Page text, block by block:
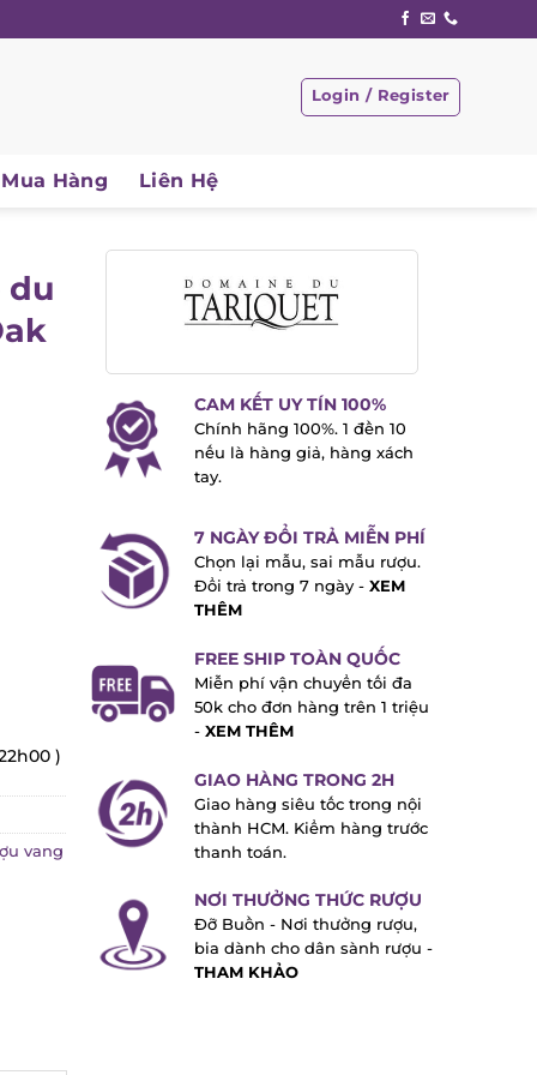
Login / Register
Mua Hàng Liên Hệ
)
vang
CAM KẾT UY TÍN 100%
Chính hãng 100%. 1 đền 10
nếu là hàng giả, hàng xách
tay.
7 NGÀY ĐỔI TRẢ MIỄN PHÍ
Chọn lại mẫu, sai mẫu rượu.
Đổi trả trong 7 ngày -XEM
THÊM
FREE SHIP TOÀN QUỐC
Miễn phí vận chuyển tối đa
50k cho đơn hàng trên 1 triệu
XEM THÊM
GIAO HÀNG TRONG 2H
Giao hàng siêu tốc trong nội
thành HCM. Kiểm hàng trước
thanh toán.
NƠI THƯỞNG THỨC RƯỢU
Đỡ Buồn - Nơi thưởng rượu,
bia dành cho dân sành rượu -
THAM KHẢO